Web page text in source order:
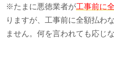
※たまに悪徳業者が工事前に
りますが、工事前に全額払わ
ません。何を言われても応じ